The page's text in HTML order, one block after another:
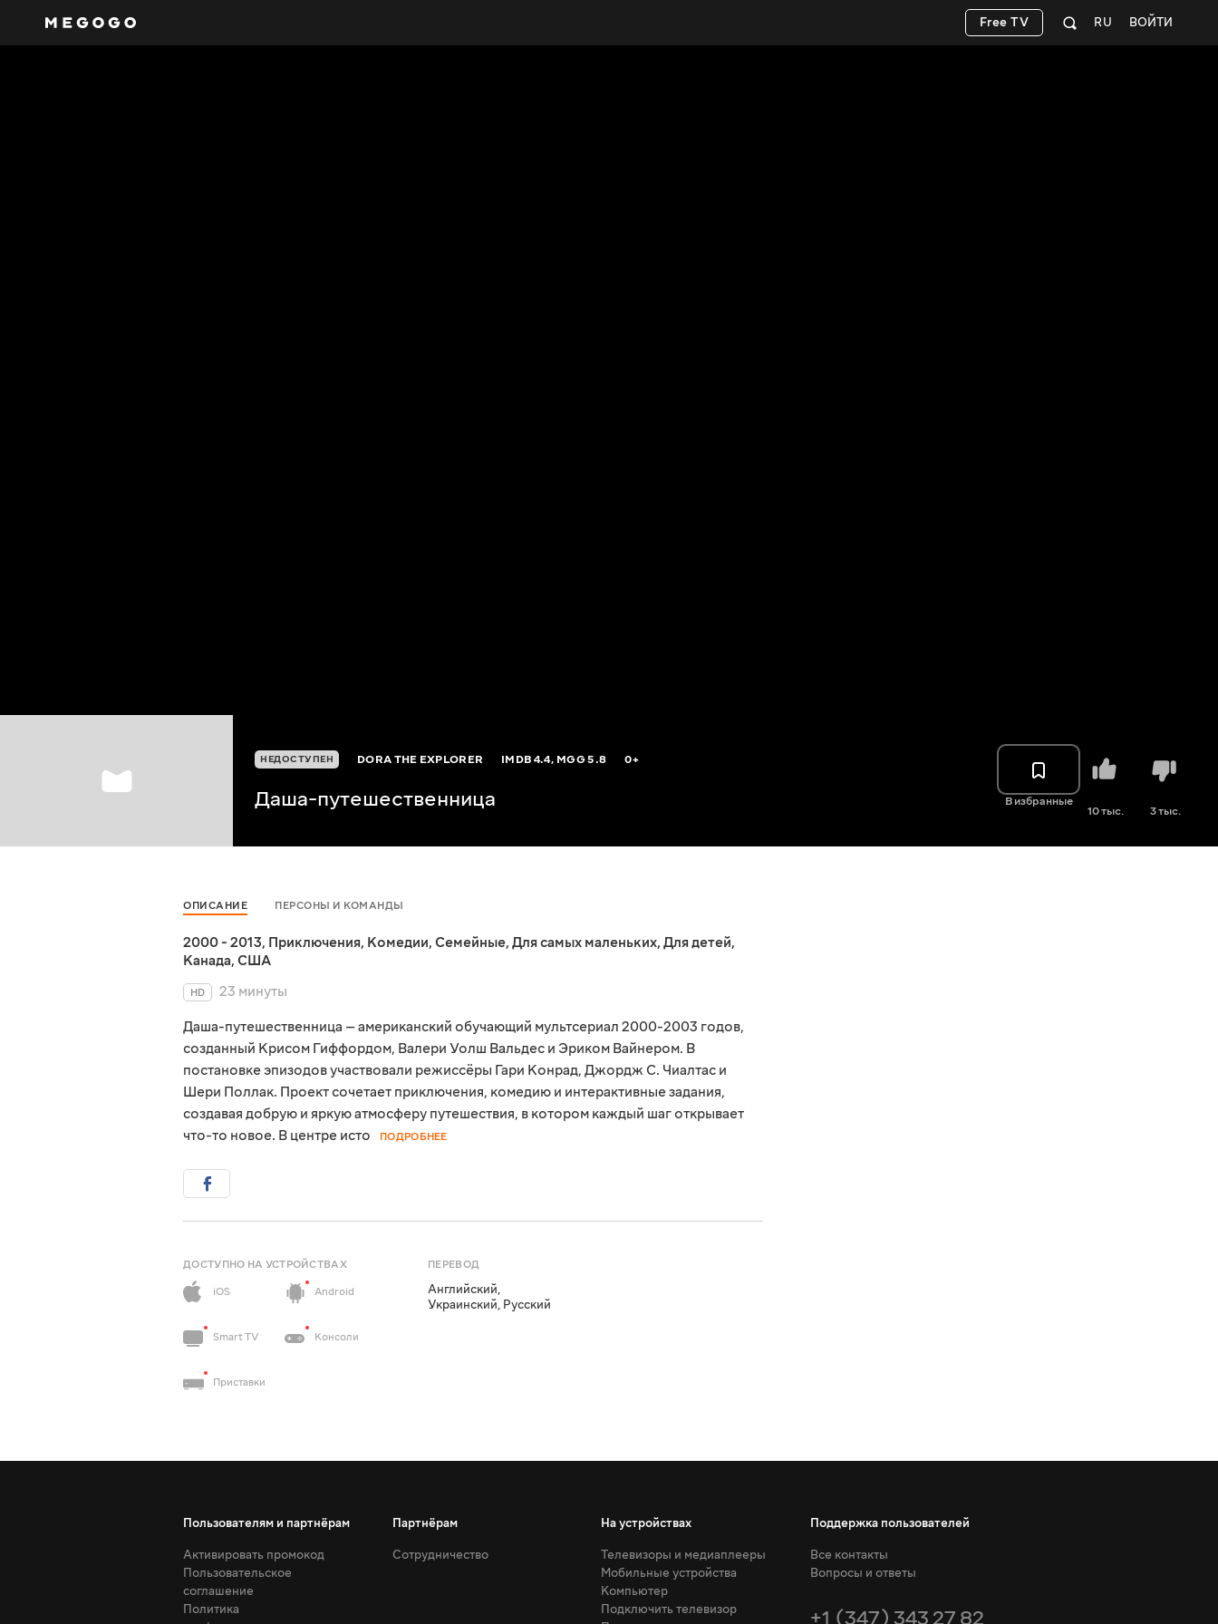
ВОЙТИ
RU
Free TV
НЕДОСТУПЕН DORA THE EXPLORER IMDB4.4, MGG5.8 0+
Даша-путешественница В избранные
10 тыс. 3 тыс.
ОПИСАНИЕ ПЕРСОНЫ И КОМАНДЫ
2000 - 2013, Приключения, Комедии, Семейные, Для самых маленьких, Для детей,
Канада, США
HD
23 минуты
Даша-путешественница — американский обучающий мультсериал 2000-2003 годов,
созданный Крисом Гиффордом, Валери Уолш Вальдес и Эриком Вайнером. В
постановке эпизодов участвовали режиссёры Гари Конрад, Джордж С. Чиалтас и
Шери Поллак. Проект сочетает приключения, комедию и интерактивные задания,
создавая добрую и яркую атмосферу путешествия, в котором каждый шаг открывает
что-то новое. В центре исто
ПОДРОБНЕЕ
ДОСТУПНО НА УСТРОЙСТВАХ
iOS
Android
Smart TV Консоли
Приставки
ПЕРЕВОД
Английский,
Украинский, Русский
Пользователям и партнёрам
Активировать промокод
Пользовательское
соглашение
Политика
Партнёрам
Сотрудничество
На устройствах
Телевизоры и медиаплееры
Мобильные устройства
Компьютер
Подключить телевизор
Поддержка пользователей
Все контакты
Вопросы и ответы
+1 (347) 343 27 82